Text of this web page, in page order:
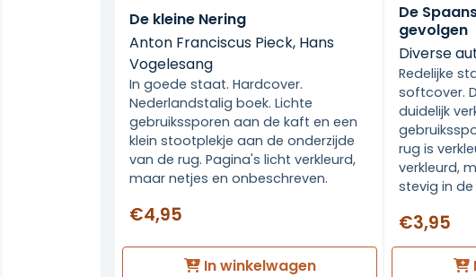
De kleine Nering
Anton Franciscus Pieck, Hans
Vogelesang
In goede staat. Hardcover.
Nederlandstalig boek. Lichte
gebruikssporen aan de kaft en een
klein stootplekje aan de onderzijde
van de rug. Pagina's licht verkleurd,
maar netjes en onbeschreven.
€4,95
In winkelwagen
De
gevolgen
Diverse
Redelijke
softcover.
duidelijk
rug is
verkleurd,
stevig in
€3,95